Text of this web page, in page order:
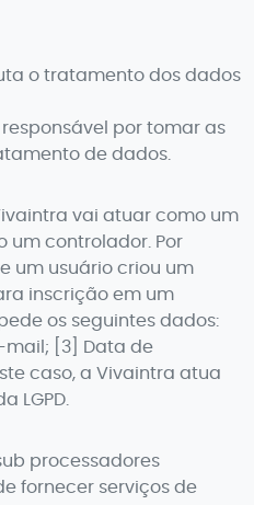
o tratamento dos dados
por tomar as
de dados.
vai atuar como um
um controlador. Por
um usuário criou um
inscrição em um
os seguintes dados:
mail; [3] Data de
caso, a Vivaintra atua
LGPD.
processadores
fornecer serviços de